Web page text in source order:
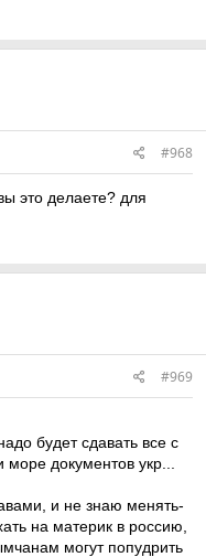
#968
это делаете? для
#969
будет сдавать все с
документов укр...
и не знаю менять-
на материк в россию,
могут попудрить